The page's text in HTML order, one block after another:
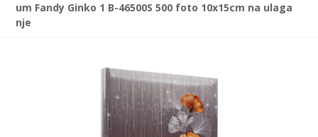
um Fandy Ginko 1 B-46500S 500 foto 10x15cm na ulaga
nje